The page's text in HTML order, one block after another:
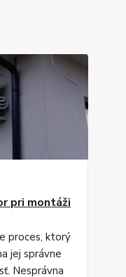
pri montáži
proces, ktorý
jej správne
Nesprávna